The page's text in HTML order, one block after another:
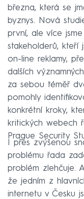
března, která se
byznys. Nová
první, ale více
stakeholderů, kteří
on-line reklamy,
dalších
za sebou téměř
pomohly
konkrétní kroky,
kritických webech
Prague Security
I přes zvýšenou
problému řada
problém zlehčuje.
že jedním z
internetu v Česku